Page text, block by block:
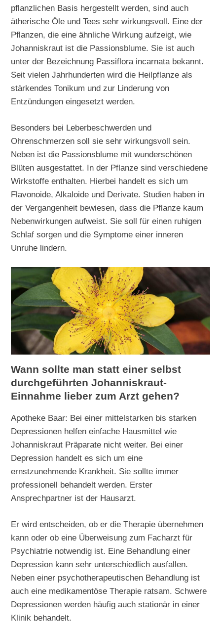
pflanzlichen Basis hergestellt werden, sind auch
ätherische Öle und Tees sehr wirkungsvoll. Eine der
Pflanzen, die eine ähnliche Wirkung aufzeigt, wie
Johanniskraut ist die Passionsblume. Sie ist auch
unter der Bezeichnung Passiflora incarnata bekannt.
Seit vielen Jahrhunderten wird die Heilpflanze als
stärkendes Tonikum und zur Linderung von
Entzündungen eingesetzt werden.
Besonders bei Leberbeschwerden und
Ohrenschmerzen soll sie sehr wirkungsvoll sein.
Neben ist die Passionsblume mit wunderschönen
Blüten ausgestattet. In der Pflanze sind verschiedene
Wirkstoffe enthalten. Hierbei handelt es sich um
Flavonoide, Alkaloide und Derivate. Studien haben in
der Vergangenheit bewiesen, dass die Pflanze kaum
Nebenwirkungen aufweist. Sie soll für einen ruhigen
Schlaf sorgen und die Symptome einer inneren
Unruhe lindern.
Wann sollte man statt einer selbst
durchgeführten Johanniskraut-
Einnahme lieber zum Arzt gehen?
Apotheke Baar: Bei einer mittelstarken bis starken
Depressionen helfen einfache Hausmittel wie
Johanniskraut Präparate nicht weiter. Bei einer
Depression handelt es sich um eine
ernstzunehmende Krankheit. Sie sollte immer
professionell behandelt werden. Erster
Ansprechpartner ist der Hausarzt.
Er wird entscheiden, ob er die Therapie übernehmen
kann oder ob eine Überweisung zum Facharzt für
Psychiatrie notwendig ist. Eine Behandlung einer
Depression kann sehr unterschiedlich ausfallen.
Neben einer psychotherapeutischen Behandlung ist
auch eine medikamentöse Therapie ratsam. Schwere
Depressionen werden häufig auch stationär in einer
Klinik behandelt.